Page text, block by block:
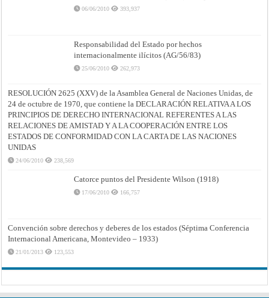
06/06/2010 393,937
Responsabilidad del Estado por hechos
internacionalmente ilícitos (AG/56/83)
25/06/2010 262,973
RESOLUCIÓN 2625 (XXV) de la Asamblea General de Naciones Unidas, de
24 de octubre de 1970, que contiene la DECLARACIÓN RELATIVA A LOS
PRINCIPIOS DE DERECHO INTERNACIONAL REFERENTES A LAS
RELACIONES DE AMISTAD Y A LA COOPERACIÓN ENTRE LOS
ESTADOS DE CONFORMIDAD CON LA CARTA DE LAS NACIONES
UNIDAS
24/06/2010 238,569
Catorce puntos del Presidente Wilson (1918)
17/06/2010 166,757
Convención sobre derechos y deberes de los estados (Séptima Conferencia
Internacional Americana, Montevideo – 1933)
21/01/2013 123,553